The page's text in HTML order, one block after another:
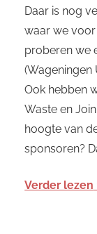
Daar is nog
waar we
proberen we
(Wageningen
Ook hebben
Waste en
hoogte van
sponsoren?
Verder lezen